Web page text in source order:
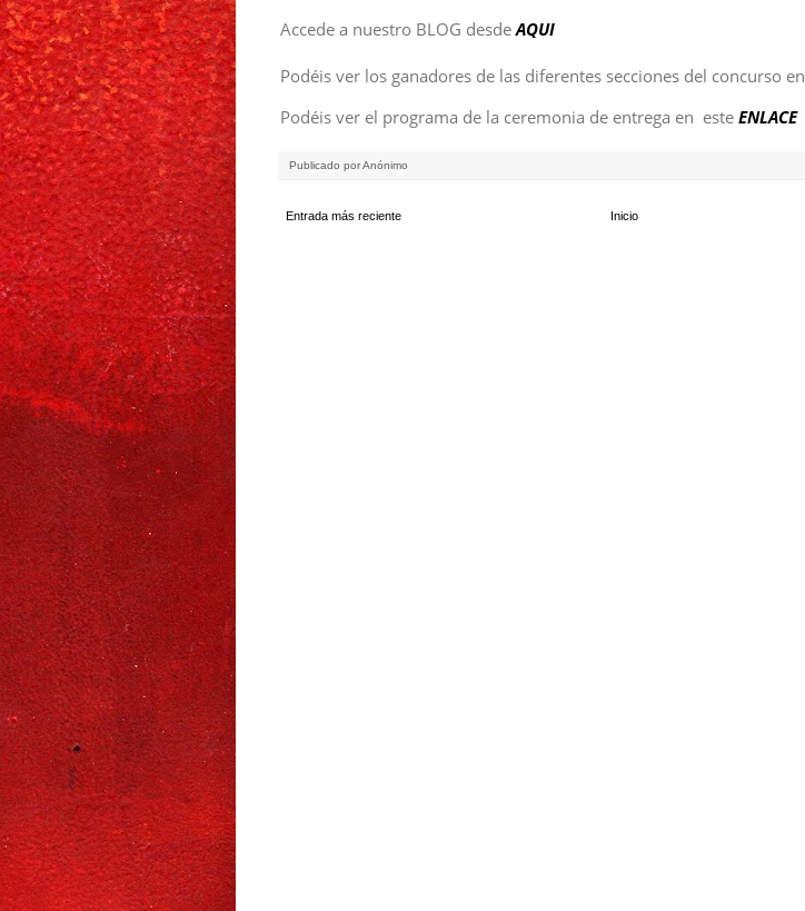
Accede a nuestro BLOG desdeAQUI
Podéis ver los ganadores de las diferentes secciones del concurso en
Podéis ver el programa de la ceremonia de entrega en este ENLACE
Publicado porAnónimo
Entrada más reciente Inicio